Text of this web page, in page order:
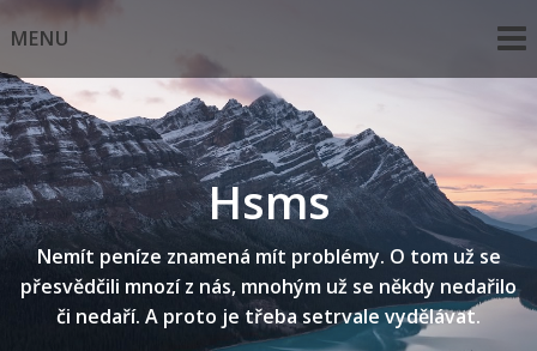
Skip
toMENU
Hsms
Nemít peníze znamená mít problémy. O tom už se
přesvědčili mnozí z nás, mnohým už se někdy nedařilo
či nedaří. A proto je třeba setrvale vydělávat.